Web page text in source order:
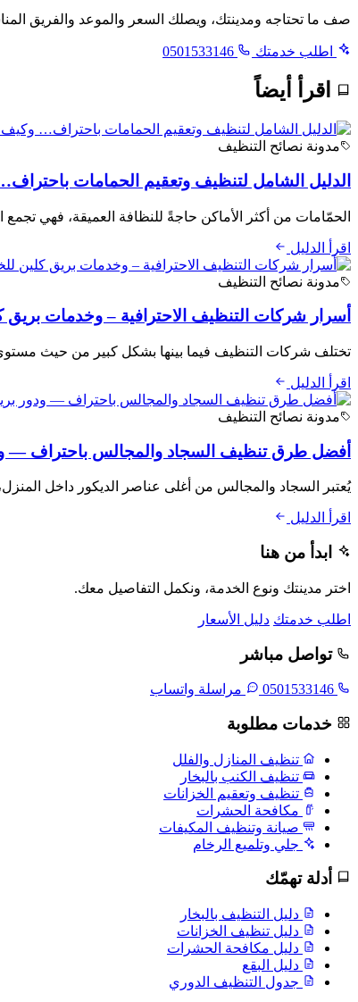
صف ما تحتاجه ومدينتك، ويصلك السعر والموعد والفريق
اطلب خدمتك 0501533146
اقرأ أيضاً
مدونة نصائح التنظيف
الدليل الشامل لتنظيف وتعقيم الحمامات
الحمّامات من أكثر الأماكن حاجةً للنظافة العميقة، فهي
اقرأ الدليل
مدونة نصائح التنظيف
أسرار شركات التنظيف الاحترافية – وخدمات بريق
تختلف شركات التنظيف فيما بينها بشكل كبير من حيث مستوى
اقرأ الدليل
مدونة نصائح التنظيف
أفضل طرق تنظيف السجاد والمجالس باحتراف —
يُعتبر السجاد والمجالس من أغلى عناصر الديكور داخل
اقرأ الدليل
ابدأ من هنا
اختر مدينتك ونوع الخدمة، ونكمل التفاصيل معك.
اطلب خدمتك دليل الأسعار
تواصل مباشر
0501533146 مراسلة واتساب
خدمات مطلوبة
تنظيف المنازل والفلل
تنظيف الكنب بالبخار
تنظيف وتعقيم الخزانات
مكافحة الحشرات
صيانة وتنظيف المكيفات
جلي وتلميع الرخام
أدلة تهمّك
دليل التنظيف بالبخار
دليل تنظيف الخزانات
دليل مكافحة الحشرات
دليل البقع
جدول التنظيف الدوري